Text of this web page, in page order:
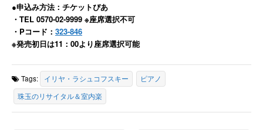
●申込み方法：チケットぴあ
・TEL 0570-02-9999 ※座席選択不可
・Pコード： 323-846
※発売初日は11：00より座席選択可能
Tags: イリヤ・ラシュコフスキー
ピアノ
珠玉のリサイタル＆室内楽